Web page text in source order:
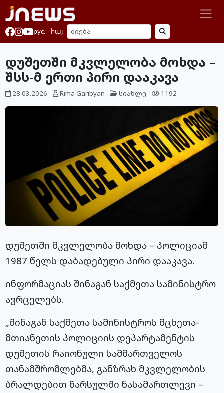
рус. հայ.
დუშეთში მკვლელობა მოხდა –
შსს-მ ერთი პირი დააკავა
28.03.2026 Rima Garibyan სიახლე 1192
დუშეთში მკვლელობა მოხდა – პოლიციამ
1987 წელს დაბადებული პირი დააკავა.
ინფორმაციას შინაგან საქმეთა სამინისტრო
ავრცელებს.
„შინაგან საქმეთა სამინისტროს მცხეთა-
მთიანეთის პოლიციის დეპარტამენტის
დუშეთის რაიონული სამმართველოს
თანამშრომლებმა, განზრახ მკვლელობის
ბრალდებით წარსულში ნასამართლევი –